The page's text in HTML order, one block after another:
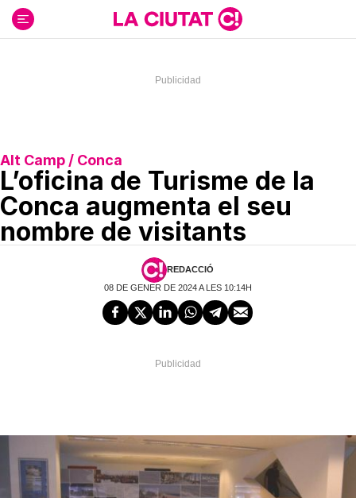
contenido
Alt Camp / Conca
L’oficina de Turisme de la
Conca augmenta el seu
nombre de visitants
REDACCIÓ
08 DE GENER DE 2024 A LES 10:14H